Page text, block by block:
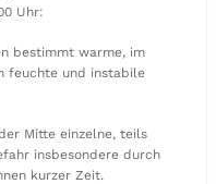
Uhr:
bestimmt warme, im
feuchte und instabile
Mitte einzelne, teils
insbesondere durch
kurzer Zeit.